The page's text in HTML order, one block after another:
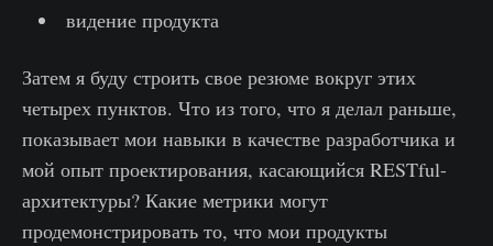
видение продукта
Затем я буду строить свое резюме вокруг этих
четырех пунктов. Что из того, что я делал раньше,
показывает мои навыки в качестве разработчика и
мой опыт проектирования, касающийся RESTful-
архитектуры? Какие метрики могут
продемонстрировать то, что мои продукты